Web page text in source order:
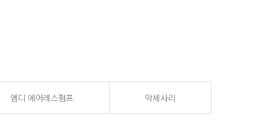
엠디 에어레스펌프 악세사리